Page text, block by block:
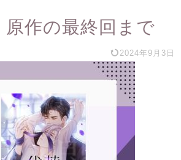
原作の最終回まで
2024年9月3日